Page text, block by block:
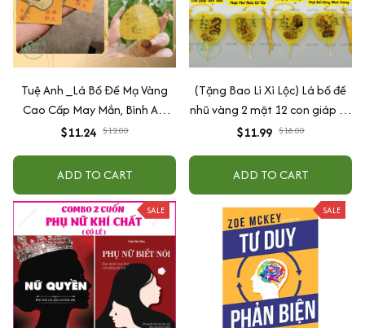
Tuệ Anh _Lá Bồ Đề Mạ Vàng
Cao Cấp May Mắn, Bình An,
Chiêu Tài Lộc
$11.24 $12.00
ADD TO CART
(Tặng Bao Lì Xì Lộc) Lá bồ đề
nhũ vàng 2 mặt 12 con giáp và
phật bản mệnh, để ốp lưng
quang
$11.99 $18.00
ADD TO CART
SALE SALE